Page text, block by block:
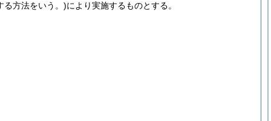
る方法をいう。)により実施するものとする。